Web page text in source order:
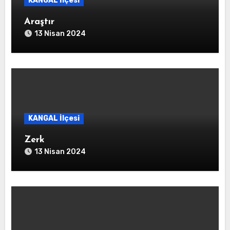
Araştır
13 Nisan 2024
KANGAL İlçesi
Zerk
13 Nisan 2024